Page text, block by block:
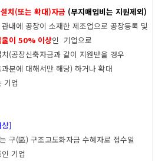
치(또는 확대)자금 (부지매입비는 지원제외)
내에 공장이 소재한 제조업으로 공장등록 및
율이 50% 이상인 기업으로
(공장신축자금과 같이 지원받을 경우
분에 대해서만 해당) 하거나 확대
기업
]
구(區) 구조고도화자금 수혜자로 접수일
기업